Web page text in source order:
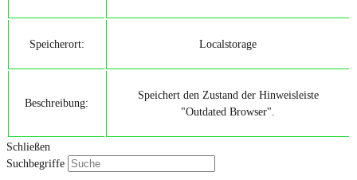
Speicherort: Localstorage
Beschreibung:
Speichert den Zustand der Hinweisleiste
"Outdated Browser".
Schließen
Suchbegriffe